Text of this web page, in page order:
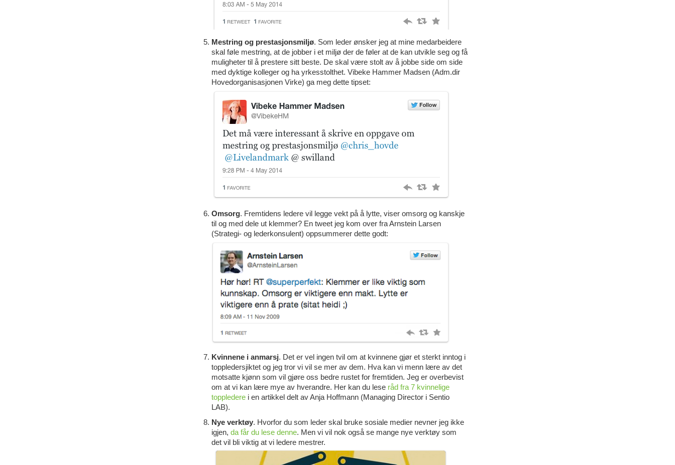
Mestring og prestasjonsmiljø. Som leder ønsker jeg at mine medarbeidere
skal føle mestring, at de jobber i et miljø der de føler at de kan utvikle seg og få
muligheter til å prestere sitt beste. De skal være stolt av å jobbe side om side
med dyktige kolleger og ha yrkesstolthet. Vibeke Hammer Madsen (Adm.dir
Hovedorganisasjonen Virke) ga meg dette tipset:
Omsorg. Fremtidens ledere vil legge vekt på å lytte, viser omsorg og kanskje
til og med dele ut klemmer? En tweet jeg kom over fra Arnstein Larsen
(Strategi- og lederkonsulent) oppsummerer dette godt:
Kvinnene i anmarsj. Det er vel ingen tvil om at kvinnene gjør et sterkt inntog i
toppledersjiktet og jeg tror vi vil se mer av dem. Hva kan vi menn lære av det
motsatte kjønn som vil gjøre oss bedre rustet for fremtiden. Jeg er overbevist
om at vi kan lære mye av hverandre. Her kan du lese råd fra 7 kvinnelige
toppledere i en artikkel delt av Anja Hoffmann (Managing Director i Sentio
LAB).
Nye verktøy. Hvorfor du som leder skal bruke sosiale medier nevner jeg ikke
igjen, da får du lese denne. Men vi vil nok også se mange nye verktøy som
det vil bli viktig at vi ledere mestrer.